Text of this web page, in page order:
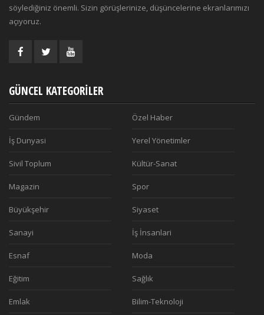
söylediğiniz önemli. Sizin görüşlerinize, düşüncelerine ekranlarımızı
açıyoruz.
GÜNCEL KATEGORILER
Gündem Özel Haber
İş Dunyasi Yerel Yönetimler
Sivil Toplum Kültür-Sanat
Magazin Spor
Büyükşehir Siyaset
Sanayi İş İnsanlari
Esnaf Moda
Eğitim Sağlık
Emlak Bilim-Teknoloji